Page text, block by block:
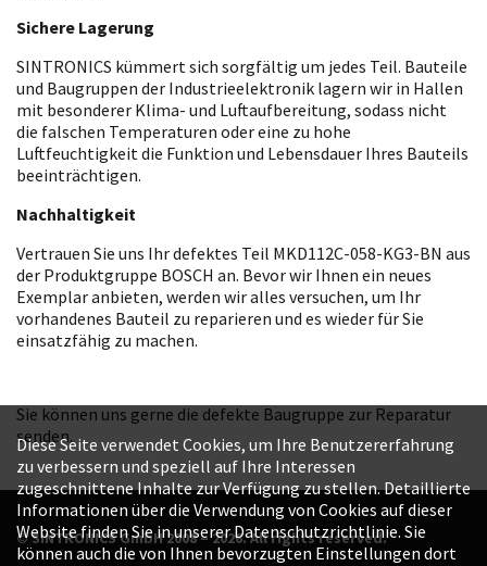
Sichere Lagerung
SINTRONICS kümmert sich sorgfältig um jedes Teil. Bauteile
und Baugruppen der Industrieelektronik lagern wir in Hallen
mit besonderer Klima- und Luftaufbereitung, sodass nicht
die falschen Temperaturen oder eine zu hohe
Luftfeuchtigkeit die Funktion und Lebensdauer Ihres Bauteils
beeinträchtigen.
Nachhaltigkeit
Vertrauen Sie uns Ihr defektes Teil MKD112C-058-KG3-BN aus
der Produktgruppe BOSCH an. Bevor wir Ihnen ein neues
Exemplar anbieten, werden wir alles versuchen, um Ihr
vorhandenes Bauteil zu reparieren und es wieder für Sie
einsatzfähig zu machen.
Sie können uns gerne die defekte Baugruppe zur Reparatur
senden.
© SINTRONICS GmbH 2008 – 2026. All rights reserved.
Diese Seite verwendet Cookies, um Ihre Benutzererfahrung
zu verbessern und speziell auf Ihre Interessen
zugeschnittene Inhalte zur Verfügung zu stellen. Detaillierte
Informationen über die Verwendung von Cookies auf dieser
Website finden Sie in unserer Datenschutzrichtlinie. Sie
können auch die von Ihnen bevorzugten Einstellungen dort